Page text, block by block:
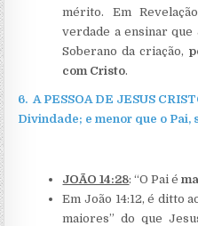
mérito. Em
verdade a ensinar
Soberano da criação,
com Cristo.
6.A PESSOA DE JESUS
Divindade; e menor que o Pai,
JOÃO 14:28: “O Pai é
Em João 14:12, é ditto
maiores” do que